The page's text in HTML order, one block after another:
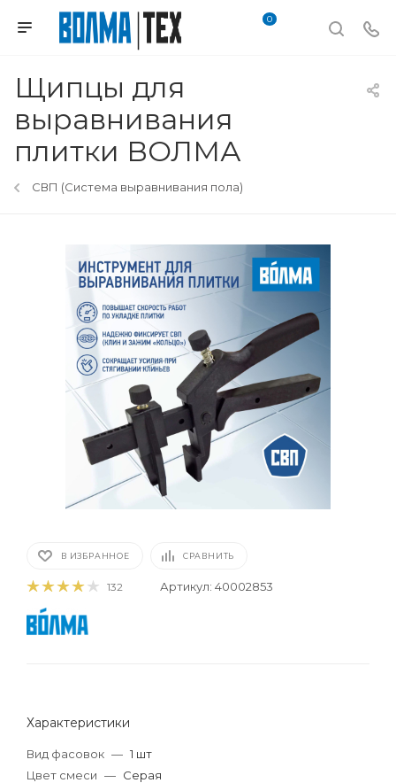
0
Щипцы для
выравнивания
плитки ВОЛМА
СВП (Система выравнивания пола)
В ИЗБРАННОЕ СРАВНИТЬ
132 Артикул: 40002853
Характеристики
Вид фасовок — 1 шт
Цвет смеси — Серая